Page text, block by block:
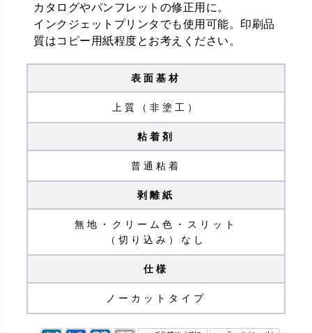
カタログやパンフレットの修正用に。
インクジェットプリンタでも使用可能。印刷品
質はコピー用紙程度とお考えください。
表面基材
上質（非塗工）
粘着剤
普通粘着
剥離紙
無地・クリーム色・スリット
（切り込み）なし
仕様
ノーカットタイプ